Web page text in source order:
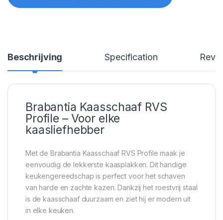
Beschrijving Specification
Brabantia Kaasschaaf RVS
Profile – Voor elke
kaasliefhebber
Met de Brabantia Kaasschaaf RVS Profile maak je
eenvoudig de lekkerste kaasplakken. Dit handige
keukengereedschap is perfect voor het schaven
van harde en zachte kazen. Dankzij het roestvrij staal
is de kaasschaaf duurzaam en ziet hij er modern uit
in elke keuken.